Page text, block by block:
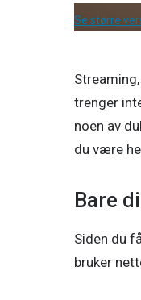
Se større
trenger
noen av
du være
Bare
Siden du
bruker